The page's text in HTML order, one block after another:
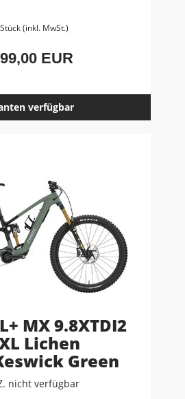
(inkl. MwSt.)
EUR
verfügbar
MX 9.8XTDI2
Lichen
Green
nicht verfügbar